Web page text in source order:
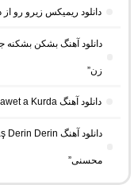
دانلود ریمیکس زیرو رو
دانلود آهنگ بشکن بشکنه
زن”
دانلود آهنگ Dawet a Kurda از Delal “هوش مصنوعی کرد ترند اینستا”
محسنی”